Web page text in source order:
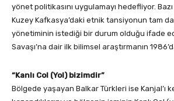
yönet politikasını uygulamayı hedefliyor.
Kuzey Kafkasya’daki etnik tansiyonun tam
yönetiminin istediği bir durum olduğu ifade
Savaşı’na dair ilk bilimsel araştırmanın
“Kanlı Col (Yol) bizimdir”
Bölgede yaşayan Balkar Türkleri ise Kanjal’ı